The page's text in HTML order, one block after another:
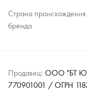
Страна происхождения
бренда
Продавец: ООО "БТ
770901001 / ОГРН